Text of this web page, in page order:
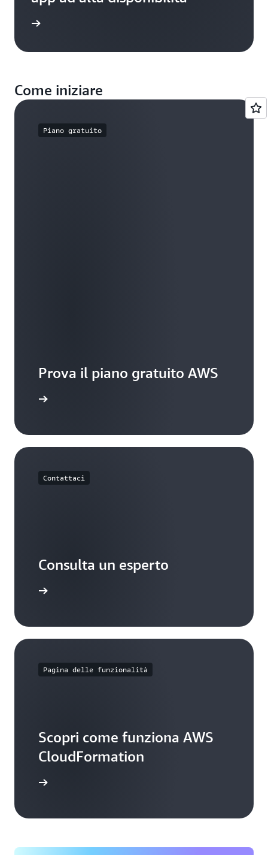
Come iniziare
Piano gratuito
Prova il piano gratuito AWS
Contattaci
Consulta un esperto
Pagina delle funzionalità
Scopri come funziona AWS
CloudFormation